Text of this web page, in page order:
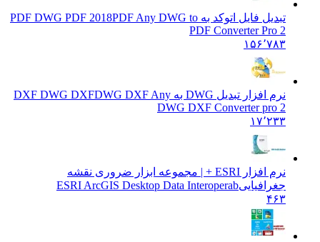
تبدیل فایل اتوکد به PDF DWG PDF 2018 PDF Any DWG to
PDF Converter Pro 2
۱۵۶٬۷۸۳
نرم افزار تبدیل DWG به DXF DWG DXF
DWG DXF Any
DWG DXF Converter pro 2
۱۷٬۲۳۳
نرم افزار ESRI + | مجموعه ابزار ضروری نقشه
جغرافیاییESRI ArcGIS Desktop Data Interoperab
۴۶۳